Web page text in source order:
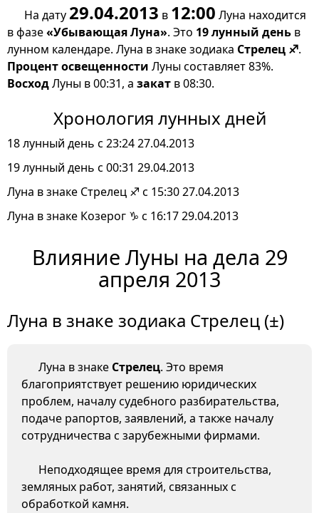
На дату 29.04.2013 в 12:00 Луна находится
в фазе«Убывающая Луна». Это 19 лунный день в
лунном календаре. Луна в знаке зодиака Стрелец ♐.
Процент освещенности Луны составляет 83%.
ВосходЛуны в 00:31, а закат в 08:30.
Хронология лунных дней
18 лунный день с 23:24 27.04.2013
19 лунный день с 00:31 29.04.2013
Луна в знаке Стрелец ♐ с 15:30 27.04.2013
Луна в знаке Козерог ♑ с 16:17 29.04.2013
Влияние Луны на дела 29
апреля 2013
Луна в знаке зодиака Стрелец (±)
Луна в знаке Стрелец. Это время
благоприятствует решению юридических
проблем, началу судебного разбирательства,
подаче рапортов, заявлений, а также началу
сотрудничества с зарубежными фирмами.
Неподходящее время для строительства,
земляных работ, занятий, связанных с
обработкой камня.